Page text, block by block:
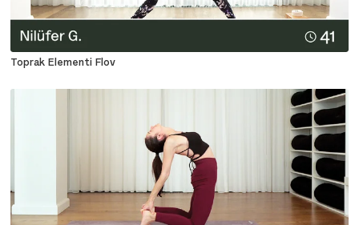
Toprak Elementi Flov